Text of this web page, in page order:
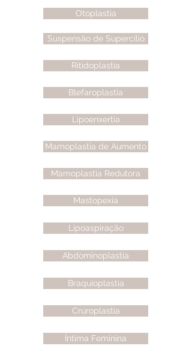
Otoplastia
Suspensão de Supercílio
Ritidoplastia
Blefaroplastia
Lipoenxertia
Mamoplastia de Aumento
Mamoplastia Redutora
Mastopexia
Lipoaspiração
Abdominoplastia
Braquioplastia
Cruroplastia
Íntima Feminina